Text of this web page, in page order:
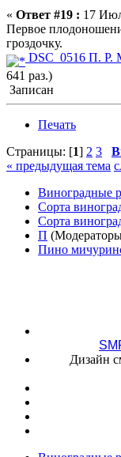
« Ответ #19 : 17
Первое
гроздочку.
DSC_0516 П. Р.
641 раз.)
Записан
Печать
Страницы: [1] 2 3
« предыдущая тема
Виноградные
Сорта
Сорта
П
Пино
Дизайн